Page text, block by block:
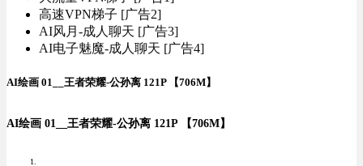
高速VPN梯子 [广告2]
AI风月-成人聊天 [广告3]
AI电子魅魔-成人聊天 [广告4]
AI绘画 01__王者荣耀-公孙离 121P 【706M】
AI绘画 01__王者荣耀-公孙离 121P 【706M】